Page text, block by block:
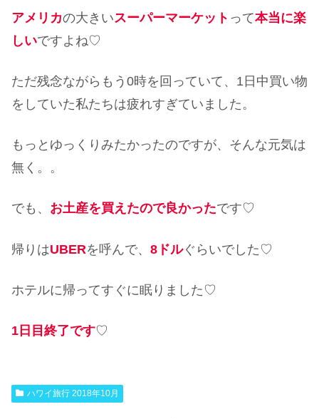
アメリカの大きいスーパーマーケット って本当に楽
しいですよね♡
ただ残念ながらもう0時を回っていて、1日中買い物
をしていた私たちは疲れすぎていました。
もっとゆっくりみたかったのですが、そんな元気は
無く。。
でも、 お土産を買えたので良かったです♡
帰りはUBERを呼んで、 8ドルぐらいでした♡
ホテルに帰ってすぐに眠りました♡
1日目終了です♡
ハワイ旅行 2018年10月